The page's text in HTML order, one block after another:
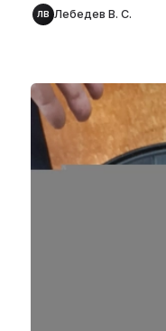
ЛВ Лебедев В. С.